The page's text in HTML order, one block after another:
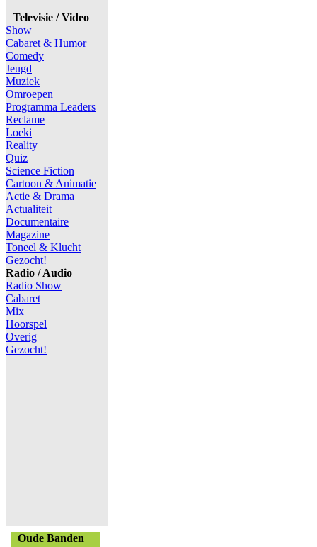
Televisie / Video
Show
Cabaret & Humor
Comedy
Jeugd
Muziek
Omroepen
Programma Leaders
Reclame
Loeki
Reality
Quiz
Science Fiction
Cartoon & Animatie
Actie & Drama
Actualiteit
Documentaire
Magazine
Toneel & Klucht
Gezocht!
Radio / Audio
Radio Show
Cabaret
Mix
Hoorspel
Overig
Gezocht!
Oude Banden